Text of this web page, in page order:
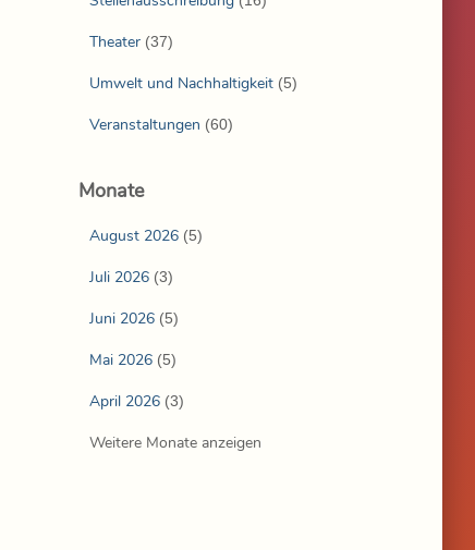
Theater(37)
Umwelt und Nachhaltigkeit(5)
Veranstaltungen (60)
Monate
August 2026(5)
Juli 2026(3)
Juni 2026(5)
Mai 2026(5)
April 2026(3)
Weitere Monate anzeigen